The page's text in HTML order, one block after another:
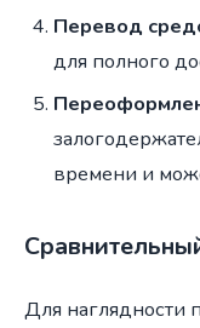
Перевод
для полного
времени и
Для наглядности